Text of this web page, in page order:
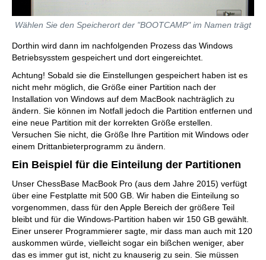
Wählen Sie den Speicherort der "BOOTCAMP" im Namen trägt
Dorthin wird dann im nachfolgenden Prozess das Windows
Betriebsysstem gespeichert und dort eingereichtet.
Achtung! Sobald sie die Einstellungen gespeichert haben ist es
nicht mehr möglich, die Größe einer Partition nach der
Installation von Windows auf dem MacBook nachträglich zu
ändern. Sie können im Notfall jedoch die Partition entfernen und
eine neue Partition mit der korrekten Größe erstellen.
Versuchen Sie nicht, die Größe Ihre Partition mit Windows oder
einem Drittanbieterprogramm zu ändern.
Ein Beispiel für die Einteilung der Partitionen
Unser ChessBase MacBook Pro (aus dem Jahre 2015) verfügt
über eine Festplatte mit 500 GB. Wir haben die Einteilung so
vorgenommen, dass für den Apple Bereich der größere Teil
bleibt und für die Windows-Partition haben wir 150 GB gewählt.
Einer unserer Programmierer sagte, mir dass man auch mit 120
auskommen würde, vielleicht sogar ein bißchen weniger, aber
das es immer gut ist, nicht zu knauserig zu sein. Sie müssen